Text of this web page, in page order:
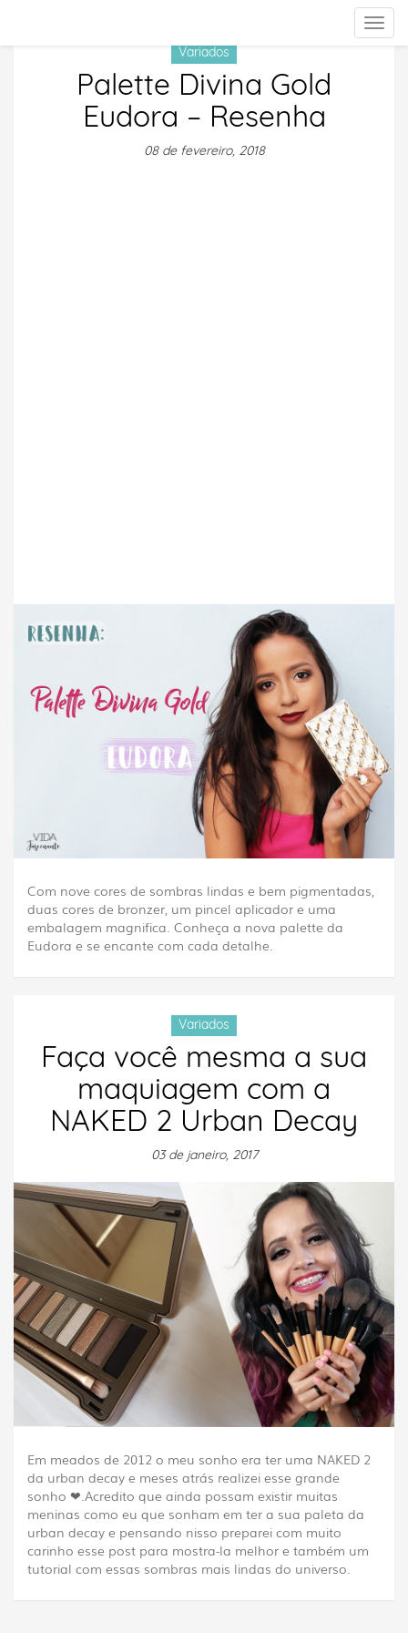
Variados
Palette Divina Gold
Eudora – Resenha
08 de fevereiro, 2018
Com nove cores de sombras lindas e bem pigmentadas,
duas cores de bronzer, um pincel aplicador e uma
embalagem magnifica. Conheça a nova palette da
Eudora e se encante com cada detalhe.
Variados
Faça você mesma a sua
maquiagem com a
NAKED 2 Urban Decay
03 de janeiro, 2017
Em meados de 2012 o meu sonho era ter uma NAKED 2
da urban decay e meses atrás realizei esse grande
sonho ❤.Acredito que ainda possam existir muitas
meninas como eu que sonham em ter a sua paleta da
urban decay e pensando nisso preparei com muito
carinho esse post para mostra-la melhor e também um
tutorial com essas sombras mais lindas do universo.